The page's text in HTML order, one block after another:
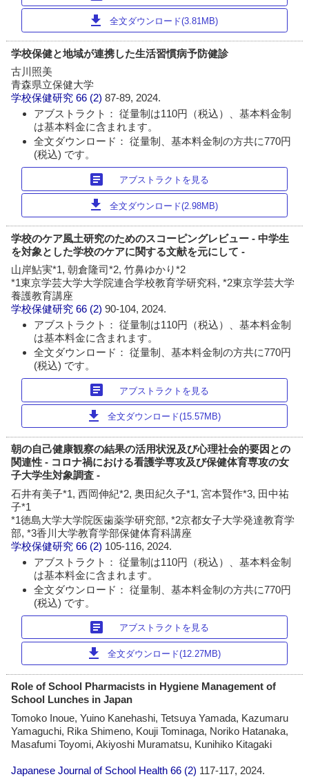
download 全文ダウンロード(3.81MB)
学校保健と地域が連携した生活習慣病予防健診
古川照美
青森県立保健大学
学校保健研究 66 (2)87-89, 2024.
アブストラクト： 従量制は110円（税込）、基本料金制
は基本料金に含まれます。
全文ダウンロード： 従量制、基本料金制の方共に770円
(税込) です。
article アブストラクトを見る
download 全文ダウンロード(2.98MB)
学校のケア風土研究のためのスコーピングレビュー - 中学生
を対象とした学校のケアに関する文献を元にして -
山岸鮎実*1, 朝倉隆司*2, 竹鼻ゆかり*2
*1東京学芸大学大学院連合学校教育学研究科, *2東京学芸大学
養護教育講座
学校保健研究 66 (2)90-104, 2024.
アブストラクト： 従量制は110円（税込）、基本料金制
は基本料金に含まれます。
全文ダウンロード： 従量制、基本料金制の方共に770円
(税込) です。
article アブストラクトを見る
download 全文ダウンロード(15.57MB)
朝の自己健康観察の結果の活用状況及び心理社会的要因との
関連性 - コロナ禍における看護学専攻及び保健体育専攻の女
子大学生対象調査 -
石井有美子*1, 西岡伸紀*2, 奥田紀久子*1, 宮本賢作*3, 田中祐
子*1
*1徳島大学大学院医歯薬学研究部, *2京都女子大学発達教育学
部, *3香川大学教育学部保健体育科講座
学校保健研究 66 (2) 105-116, 2024.
アブストラクト： 従量制は110円（税込）、基本料金制
は基本料金に含まれます。
全文ダウンロード： 従量制、基本料金制の方共に770円
(税込) です。
article アブストラクトを見る
download 全文ダウンロード(12.27MB)
Role of School Pharmacists in Hygiene Management of
School Lunches in Japan
Tomoko Inoue, Yuino Kanehashi, Tetsuya Yamada, Kazumaru
Yamaguchi, Rika Shimeno, Kouji Tominaga, Noriko Hatanaka,
Masafumi Toyomi, Akiyoshi Muramatsu, Kunihiko Kitagaki
Japanese Journal of School Health 66 (2) 117-117, 2024.